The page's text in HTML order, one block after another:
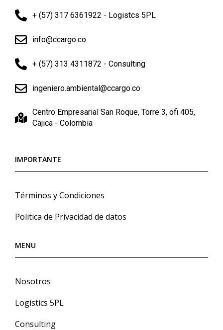
+ (57) 317 6361922 - Logistcs 5PL
info@ccargo.co
+ (57) 313 4311872 - Consulting
ingeniero.ambiental@ccargo.co
Centro Empresarial San Roque, Torre 3, ofi 405,
Cajica - Colombia
IMPORTANTE
Términos y Condiciones
Politica de Privacidad de datos
MENU
Nosotros
Logistics 5PL
Consulting